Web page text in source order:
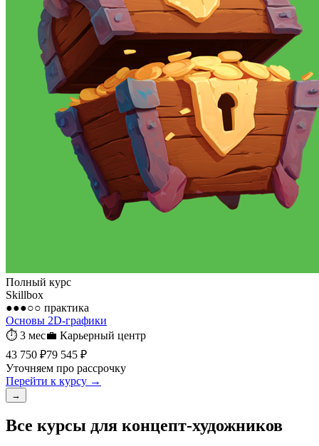
Полный курс
Skillbox
●●●○○ практика
Основы 2D-графики
⏱ 3 мес💼 Карьерный центр
43 750 ₽79 545 ₽
Уточняем про рассрочку
Перейти к курсу →
→
Все курсы для концепт-художников